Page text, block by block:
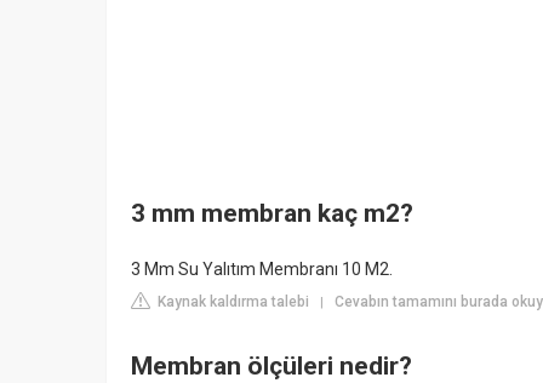
3 mm membran kaç m2?
3 Mm Su Yalıtım Membranı 10 M2.
Kaynak kaldırma talebi | Cevabın tamamını burada
Membran ölçüleri nedir?